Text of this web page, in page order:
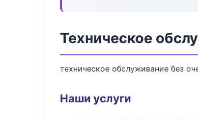
Техническое
техническое обслуживание без
Наши услуги